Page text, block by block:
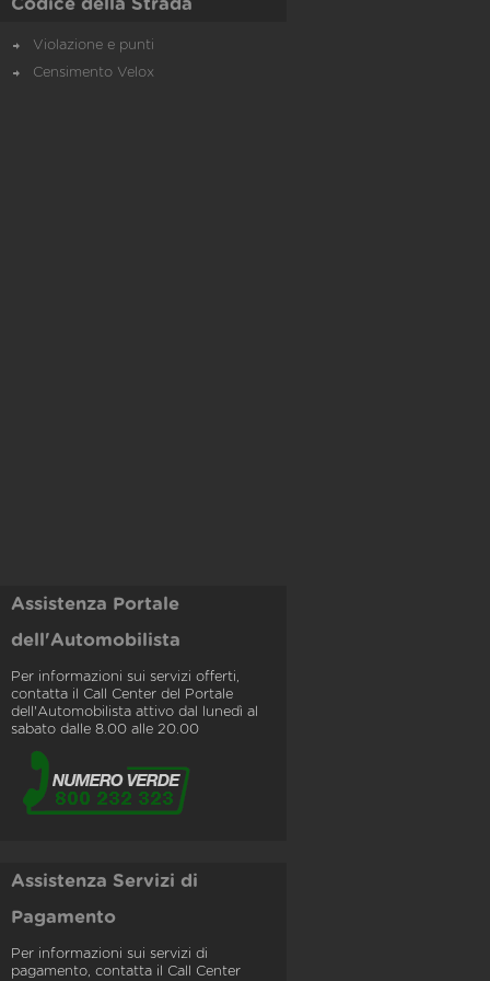
Codice della Strada
Violazione e punti
Censimento Velox
Assistenza Portale
dell'Automobilista
Per informazioni sui servizi offerti,
contatta il Call Center del Portale
dell'Automobilista attivo dal lunedì al
sabato dalle 8.00 alle 20.00
Assistenza Servizi di
Pagamento
Per informazioni sui servizi di
pagamento, contatta il Call Center